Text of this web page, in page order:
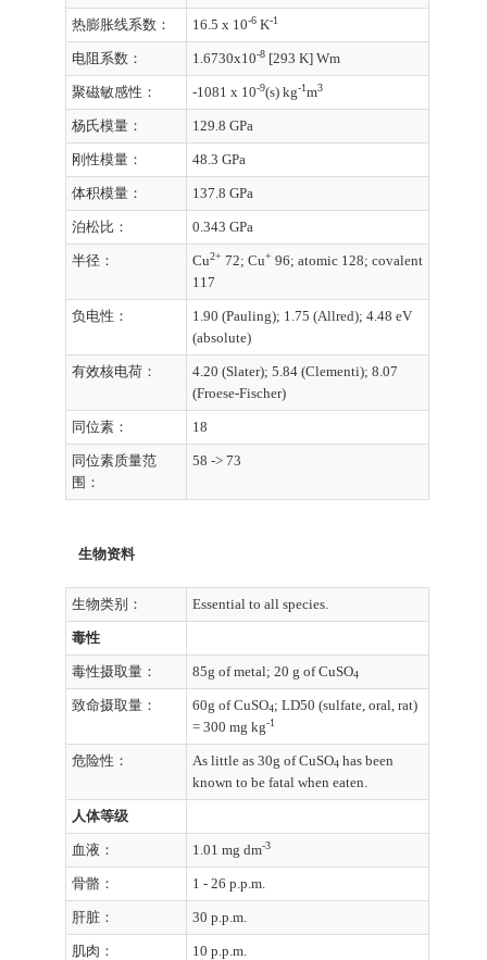
热膨胀线系数： 16.5 x 10-6 K-1
电阻系数： 1.6730x10-8 [293 K] Wm
聚磁敏感性： -1081 x 10-9(s) kg-1m3
杨氏模量： 129.8 GPa
刚性模量： 48.3 GPa
体积模量： 137.8 GPa
泊松比： 0.343 GPa
半径： Cu2+ 72; Cu+ 96; atomic 128; covalent
117
负电性：
1.90 (Pauling); 1.75 (Allred); 4.48 eV
(absolute)
有效核电荷：
4.20 (Slater); 5.84 (Clementi); 8.07
(Froese-Fischer)
同位素： 18
同位素质量范
围：
58 -> 73
生物资料
生物类别： Essential to all species.
毒性
毒性摄取量： 85g of metal; 20 g of CuSO4
致命摄取量： 60g of CuSO4; LD50 (sulfate, oral, rat)
= 300 mg kg-1
危险性： As little as 30g of CuSO4 has been
known to be fatal when eaten.
人体等级
血液： 1.01 mg dm-3
骨骼： 1 - 26 p.p.m.
肝脏： 30 p.p.m.
肌肉： 10 p.p.m.